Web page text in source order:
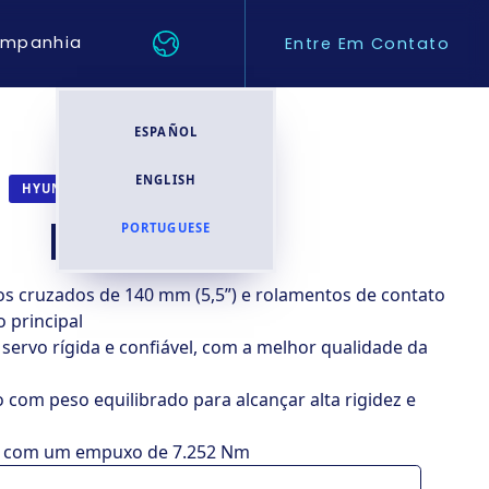
ESPAÑOL
ENGLISH
PORTUGUESE
Entre Em Contato
HYUNDAI WIA TORNOS CNC
L280L
cruzados de 140 mm (5,5”) e rolamentos de contato
principal
rígida e confiável, com a melhor qualidade da
peso equilibrado para alcançar alta rigidez e
um empuxo de 7.252 Nm